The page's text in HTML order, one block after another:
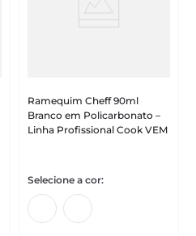
Ramequim Cheff 90ml
Branco em Policarbonato –
Linha Profissional Cook VEM